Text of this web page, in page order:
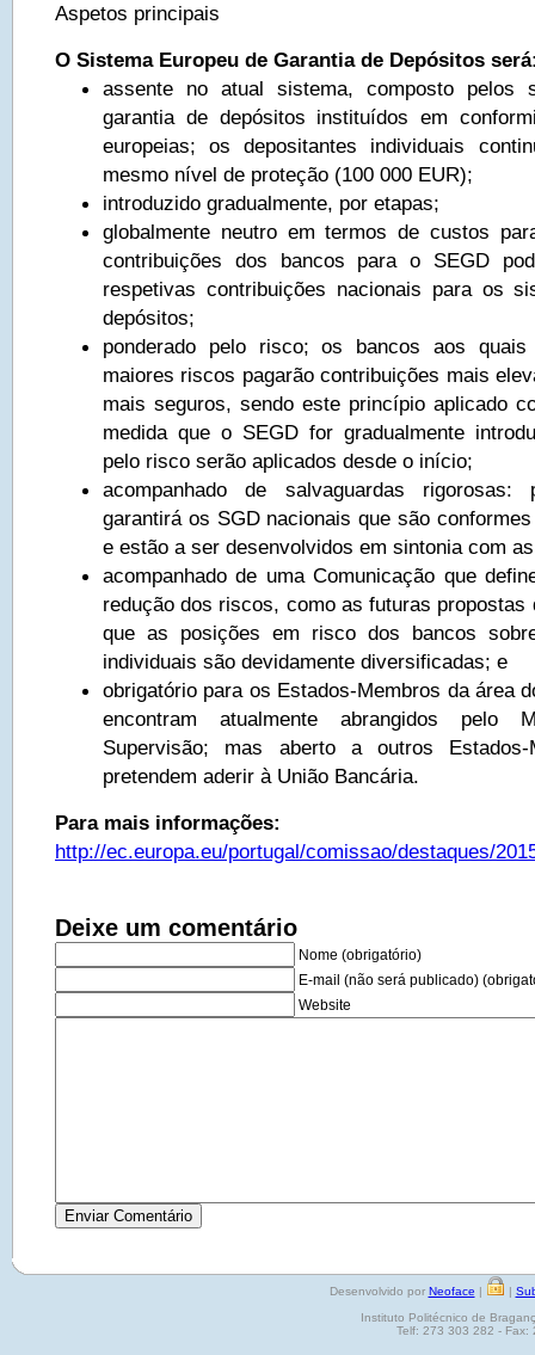
Aspetos principais
O Sistema Europeu de Garantia de Depósitos
assente no atual sistema, composto pelos
garantia de depósitos instituídos em
europeias; os depositantes individuais
mesmo nível de proteção (100 000 EUR);
introduzido gradualmente, por etapas;
globalmente neutro em termos de custos
contribuições dos bancos para o SEGD
respetivas contribuições nacionais para os
depósitos;
ponderado pelo risco; os bancos aos quais
maiores riscos pagarão contribuições mais
mais seguros, sendo este princípio aplicado
medida que o SEGD for gradualmente
pelo risco serão aplicados desde o início;
acompanhado de salvaguardas rigorosas:
garantirá os SGD nacionais que são
e estão a ser desenvolvidos em sintonia com
acompanhado de uma Comunicação que
redução dos riscos, como as futuras propostas
que as posições em risco dos bancos
individuais são devidamente diversificadas; e
obrigatório para os Estados-Membros da área
encontram atualmente abrangidos pelo
Supervisão; mas aberto a outros
pretendem aderir à União Bancária.
Para mais informações:
http://ec.europa.eu/portugal/comissao/destaques/
Deixe um comentário
Nome (obrigatório)
E-mail (não será publicado)
Website
Desenvolvido por Neoface | |
Instituto Politécnico de
Telf: 273 303 282 - Fax: